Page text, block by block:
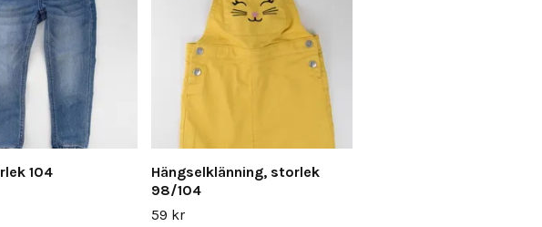
104
Hängselklänning, storlek
98/104
59 kr